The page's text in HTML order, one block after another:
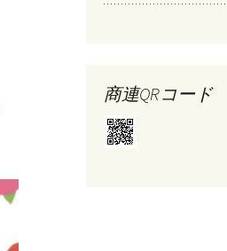
商連QRコード